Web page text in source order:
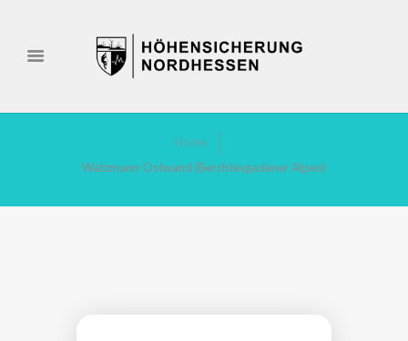
Home
Watzmann-Ostwand (Berchtesgadener Alpen)